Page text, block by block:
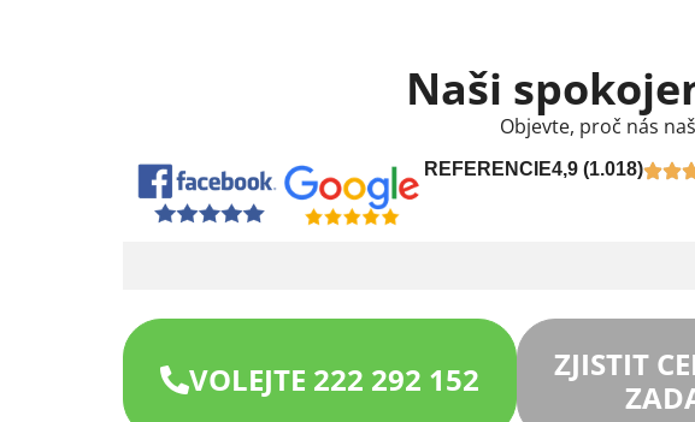
Naši
Objevte, proč nás
REFERENCIE4,9 (1.018)
VOLEJTE 222 292 152
ZJISTIT